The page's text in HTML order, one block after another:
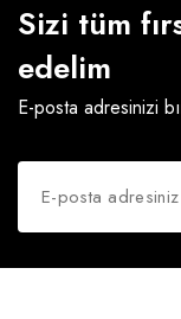
Sizi tüm
edelim
E-posta adresinizi